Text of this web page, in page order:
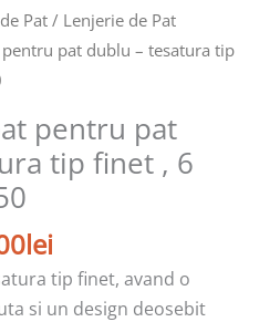
Pat / Lenjerie de Pat
pat dublu – tesatura tip
pentru pat
tip finet , 6
lei
tip finet, avand o
si un design deosebit